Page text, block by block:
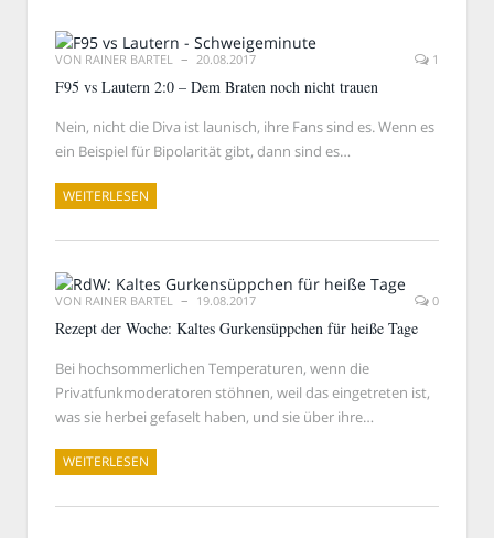
VON RAINER BARTEL 20.08.2017 1
F95 vs Lautern 2:0 – Dem Braten noch nicht trauen
Nein, nicht die Diva ist launisch, ihre Fans sind es. Wenn es
ein Beispiel für Bipolarität gibt, dann sind es…
WEITERLESEN
VON RAINER BARTEL 19.08.2017 0
Rezept der Woche: Kaltes Gurkensüppchen für heiße Tage
Bei hochsommerlichen Temperaturen, wenn die
Privatfunkmoderatoren stöhnen, weil das eingetreten ist,
was sie herbei gefaselt haben, und sie über ihre…
WEITERLESEN